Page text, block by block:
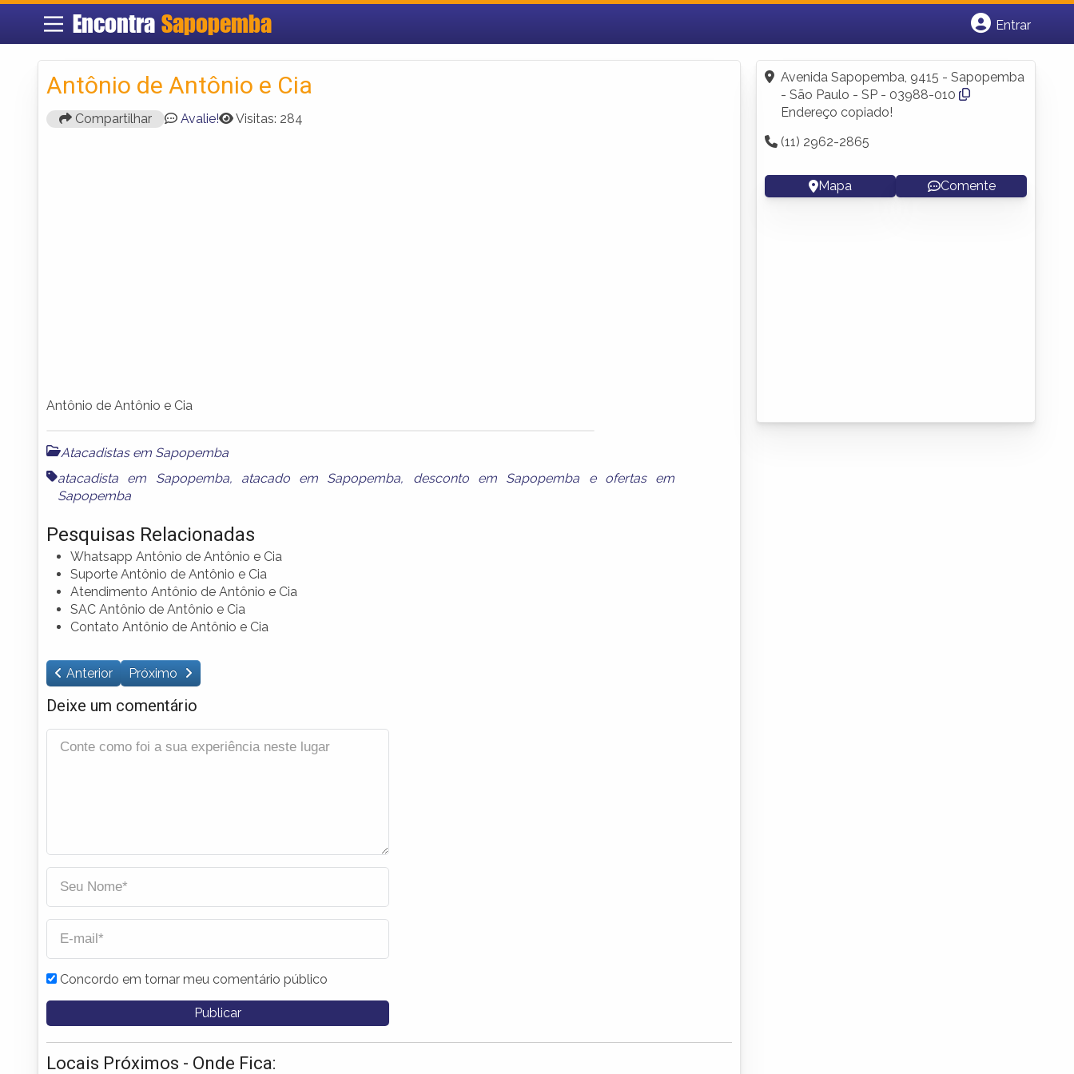
Encontra Sapopemba
Entrar
Fazer login
Criar conta
Antônio de Antônio e Cia
Compartilhar Avalie! Visitas: 284
Antônio de Antônio e Cia
Atacadistas em Sapopemba
atacadista em Sapopemba, atacado em Sapopemba, desconto em Sapopemba e ofertas em
Sapopemba
Pesquisas Relacionadas
Whatsapp Antônio de Antônio e Cia
Suporte Antônio de Antônio e Cia
Atendimento Antônio de Antônio e Cia
SAC Antônio de Antônio e Cia
Contato Antônio de Antônio e Cia
Anterior Próximo
Deixe um comentário
Concordo em tornar meu comentário público
Locais Próximos - Onde Fica:
Avenida Sapopemba, 9415 - Sapopemba
- São Paulo - SP - 03988-010
Endereço copiado!
(11) 2962-2865
Mapa Comente